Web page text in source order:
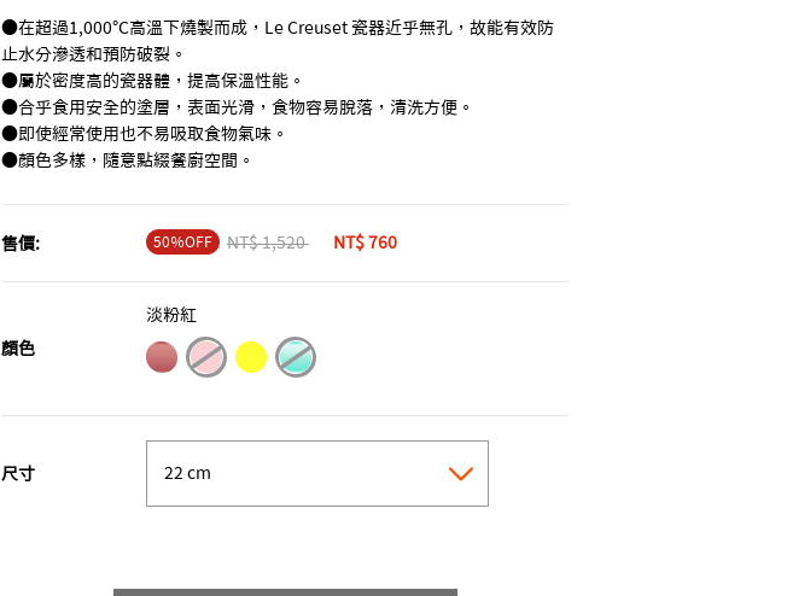
●在超過1,000℃高溫下燒製而成，Le Creuset 瓷器近乎無孔，故能有效防
止水分滲透和預防破裂。
●屬於密度高的瓷器體，提高保溫性能。
●合乎食用安全的塗層，表面光滑，食物容易脫落，清洗方便。
●即使經常使用也不易吸取食物氣味。
●顏色多樣，隨意點綴餐廚空間。
售價: 50％OFF Price reduced from
NT$ 1,520 NT$ 760
顏色
淡粉紅
尺寸